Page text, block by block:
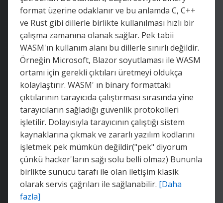
format üzerine odaklanır ve bu anlamda C, C++
ve Rust gibi dillerle birlikte kullanılması hızlı bir
çalışma zamanına olanak sağlar. Pek tabii
WASM'ın kullanım alanı bu dillerle sınırlı değildir.
Örneğin Microsoft, Blazor soyutlaması ile WASM
ortamı için gerekli çıktıları üretmeyi oldukça
kolaylaştırır. WASM' ın binary formattaki
çıktılarının tarayıcıda çalıştırması sırasında yine
tarayıcıların sağladığı güvenlik protokolleri
işletilir. Dolayısıyla tarayıcının çalıştığı sistem
kaynaklarına çıkmak ve zararlı yazılım kodlarını
işletmek pek mümkün değildir("pek" diyorum
çünkü hacker'ların sağı solu belli olmaz) Bununla
birlikte sunucu tarafı ile olan iletişim klasik
olarak servis çağrıları ile sağlanabilir. [Daha
fazla]